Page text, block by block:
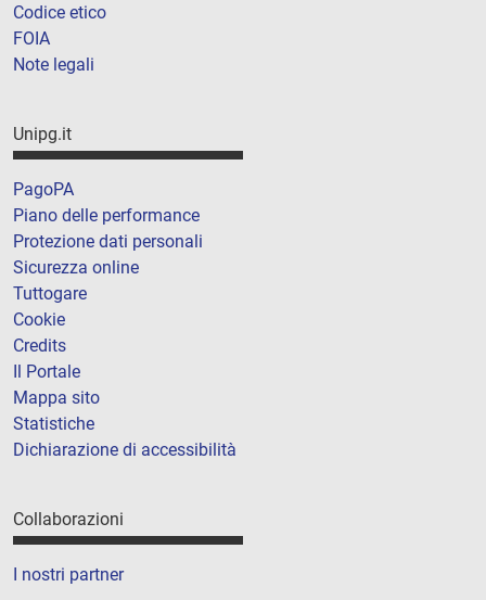
Codice etico
FOIA
Note legali
Unipg.it
PagoPA
Piano delle performance
Protezione dati personali
Sicurezza online
Tuttogare
Cookie
Credits
Il Portale
Mappa sito
Statistiche
Dichiarazione di accessibilità
Collaborazioni
I nostri partner